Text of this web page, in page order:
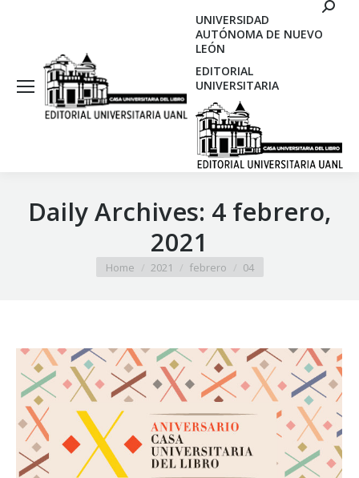
UNIVERSIDAD
AUTÓNOMA DE NUEVO
LEÓN
EDITORIAL
UNIVERSITARIA
Daily Archives: 4 febrero,
2021
You are here:
Home 2021 febrero 04